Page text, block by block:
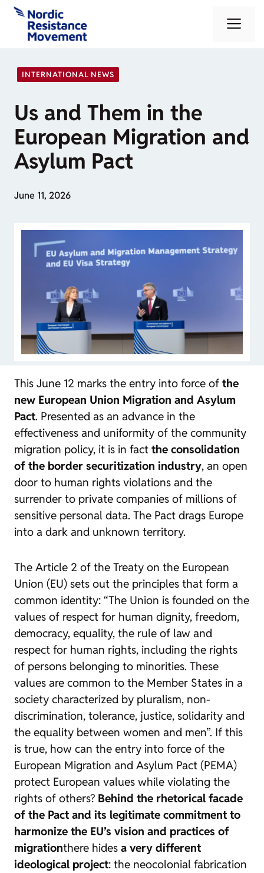
Skip
content
INTERNATIONAL NEWS
Us and Them in the
European Migration and
Asylum Pact
June 11, 2026
This June 12 marks the entry into force of the
new European Union Migration and Asylum
Pact. Presented as an advance in the
effectiveness and uniformity of the community
migration policy, it is in fact the consolidation
of the border securitization industry, an open
door to human rights violations and the
surrender to private companies of millions of
sensitive personal data. The Pact drags Europe
into a dark and unknown territory.
The Article 2 of the Treaty on the European
Union (EU) sets out the principles that form a
common identity: “The Union is founded on the
values of respect for human dignity, freedom,
democracy, equality, the rule of law and
respect for human rights, including the rights
of persons belonging to minorities. These
values are common to the Member States in a
society characterized by pluralism, non-
discrimination, tolerance, justice, solidarity and
the equality between women and men”. If this
is true, how can the entry into force of the
European Migration and Asylum Pact (PEMA)
protect European values while violating the
rights of others? Behind the rhetorical facade
of the Pact and its legitimate commitment to
harmonize the EU’s vision and practices of
migrationthere hides a very different
ideological project: the neocolonial fabrication